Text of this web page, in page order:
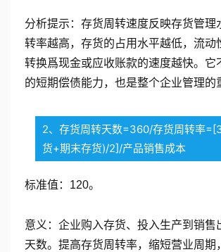
分析提示：存货周转速度反映存货管理
转率越高，存货的占用水平越低，流动
转换爲现金或应收账款的速度越快。它
的短期偿债能力，也是整个企业管理的
2、存货周转天数=360/存货周转率
货+期末存货)/2]/产品销售成本
标准值：120。
意义：企业购入存货、投入生产到销售
天数。提高存货周转率，缩短营业周期